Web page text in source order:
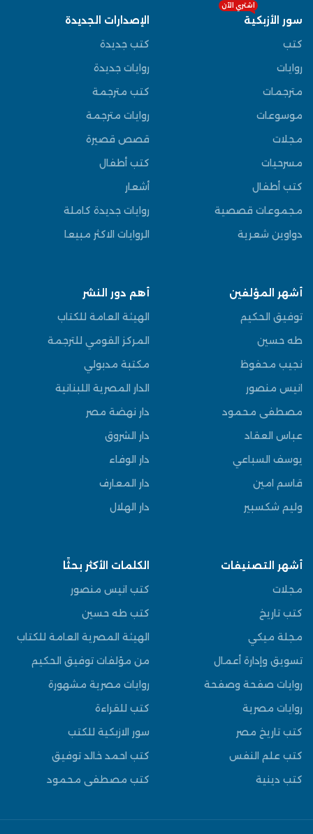
سور الأزبكية
اشتري الآن
كتب
روايات
مترجمات
موسوعات
مجلات
مسرحيات
كتب أطفال
مجموعات قصصية
دواوين شعرية
الإصدارات الجديدة
كتب جديدة
روايات جديدة
كتب مترجمة
روايات مترجمة
قصص قصيرة
كتب أطفال
أشعار
روايات جديدة كاملة
الروايات الاكثر مبيعا
أشهر المؤلفين
توفيق الحكيم
طه حسين
نجيب محفوظ
انيس منصور
مصطفى محمود
عباس العقاد
يوسف السباعي
قاسم امين
وليم شكسبير
أهم دور النشر
الهيئة العامة للكتاب
المركز القومي للترجمة
مكتبة مدبولي
الدار المصرية اللبنانية
دار نهضة مصر
دار الشروق
دار الوفاء
دار المعارف
دار الهلال
أشهر التصنيفات
مجلات
كتب تاريخ
مجلة ميكي
تسويق وإدارة أعمال
روايات صفحة وصفحة
روايات مصرية
كتب تاريخ مصر
كتب علم النفس
كتب دينية
الكلمات الأكثر بحثًا
كتب انيس منصور
كتب طه حسين
الهيئة المصرية العامة للكتاب
من مؤلفات توفيق الحكيم
روايات مصرية مشهورة
كتب للقراءة
سور الازبكية للكتب
كتب احمد خالد توفيق
كتب مصطفى محمود